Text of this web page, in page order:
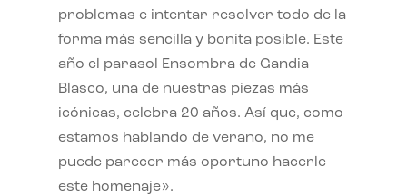
problemas e intentar resolver todo de la
forma más sencilla y bonita posible. Este
año el parasol Ensombra de Gandia
Blasco, una de nuestras piezas más
icónicas, celebra 20 años. Así que, como
estamos hablando de verano, no me
puede parecer más oportuno hacerle
este homenaje».